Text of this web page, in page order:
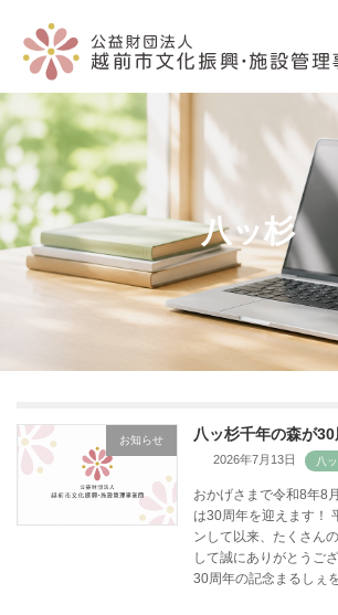
へ
ス
キ
ッ
プ
ョ
ン
に
移
動
八ッ杉
お知らせ 八ッ杉千年の森が
2026年7月13日
おかげさまで令和8年8
は30周年を迎えます！
ンして以来、たくさん
して誠にありがとうご
30周年の記念まるしぇ